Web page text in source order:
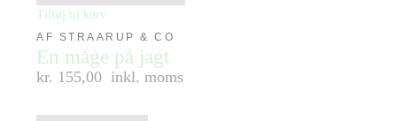
Tilføj til kurv
AF STRAARUP & CO
En måge på jagt
kr. 155,00 inkl. moms